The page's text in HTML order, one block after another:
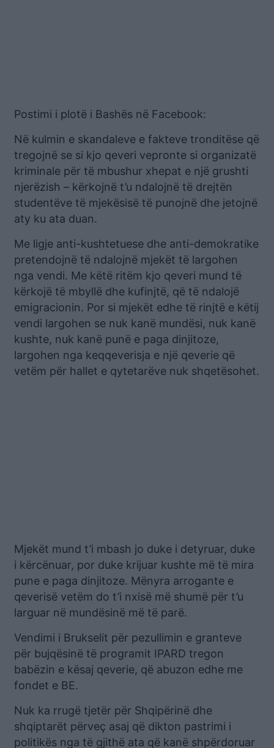
Postimi i plotë i Bashës në Facebook:
Në kulmin e skandaleve e fakteve tronditëse që
tregojnë se si kjo qeveri vepronte si organizatë
kriminale për të mbushur xhepat e një grushti
njerëzish – kërkojnë t’u ndalojnë të drejtën
studentëve të mjekësisë të punojnë dhe jetojnë
aty ku ata duan.
Me ligje anti-kushtetuese dhe anti-demokratike
pretendojnë të ndalojnë mjekët të largohen
nga vendi. Me këtë ritëm kjo qeveri mund të
kërkojë të mbyllë dhe kufinjtë, që të ndalojë
emigracionin. Por si mjekët edhe të rinjtë e këtij
vendi largohen se nuk kanë mundësi, nuk kanë
kushte, nuk kanë punë e paga dinjitoze,
largohen nga keqqeverisja e një qeverie që
vetëm për hallet e qytetarëve nuk shqetësohet.
Mjekët mund t’i mbash jo duke i detyruar, duke
i kërcënuar, por duke krijuar kushte më të mira
pune e paga dinjitoze. Mënyra arrogante e
qeverisë vetëm do t’i nxisë më shumë për t’u
larguar në mundësinë më të parë.
Vendimi i Brukselit për pezullimin e granteve
për bujqësinë të programit IPARD tregon
babëzin e kësaj qeverie, që abuzon edhe me
fondet e BE.
Nuk ka rrugë tjetër për Shqipërinë dhe
shqiptarët përveç asaj që dikton pastrimi i
politikës nga të gjithë ata që kanë shpërdoruar